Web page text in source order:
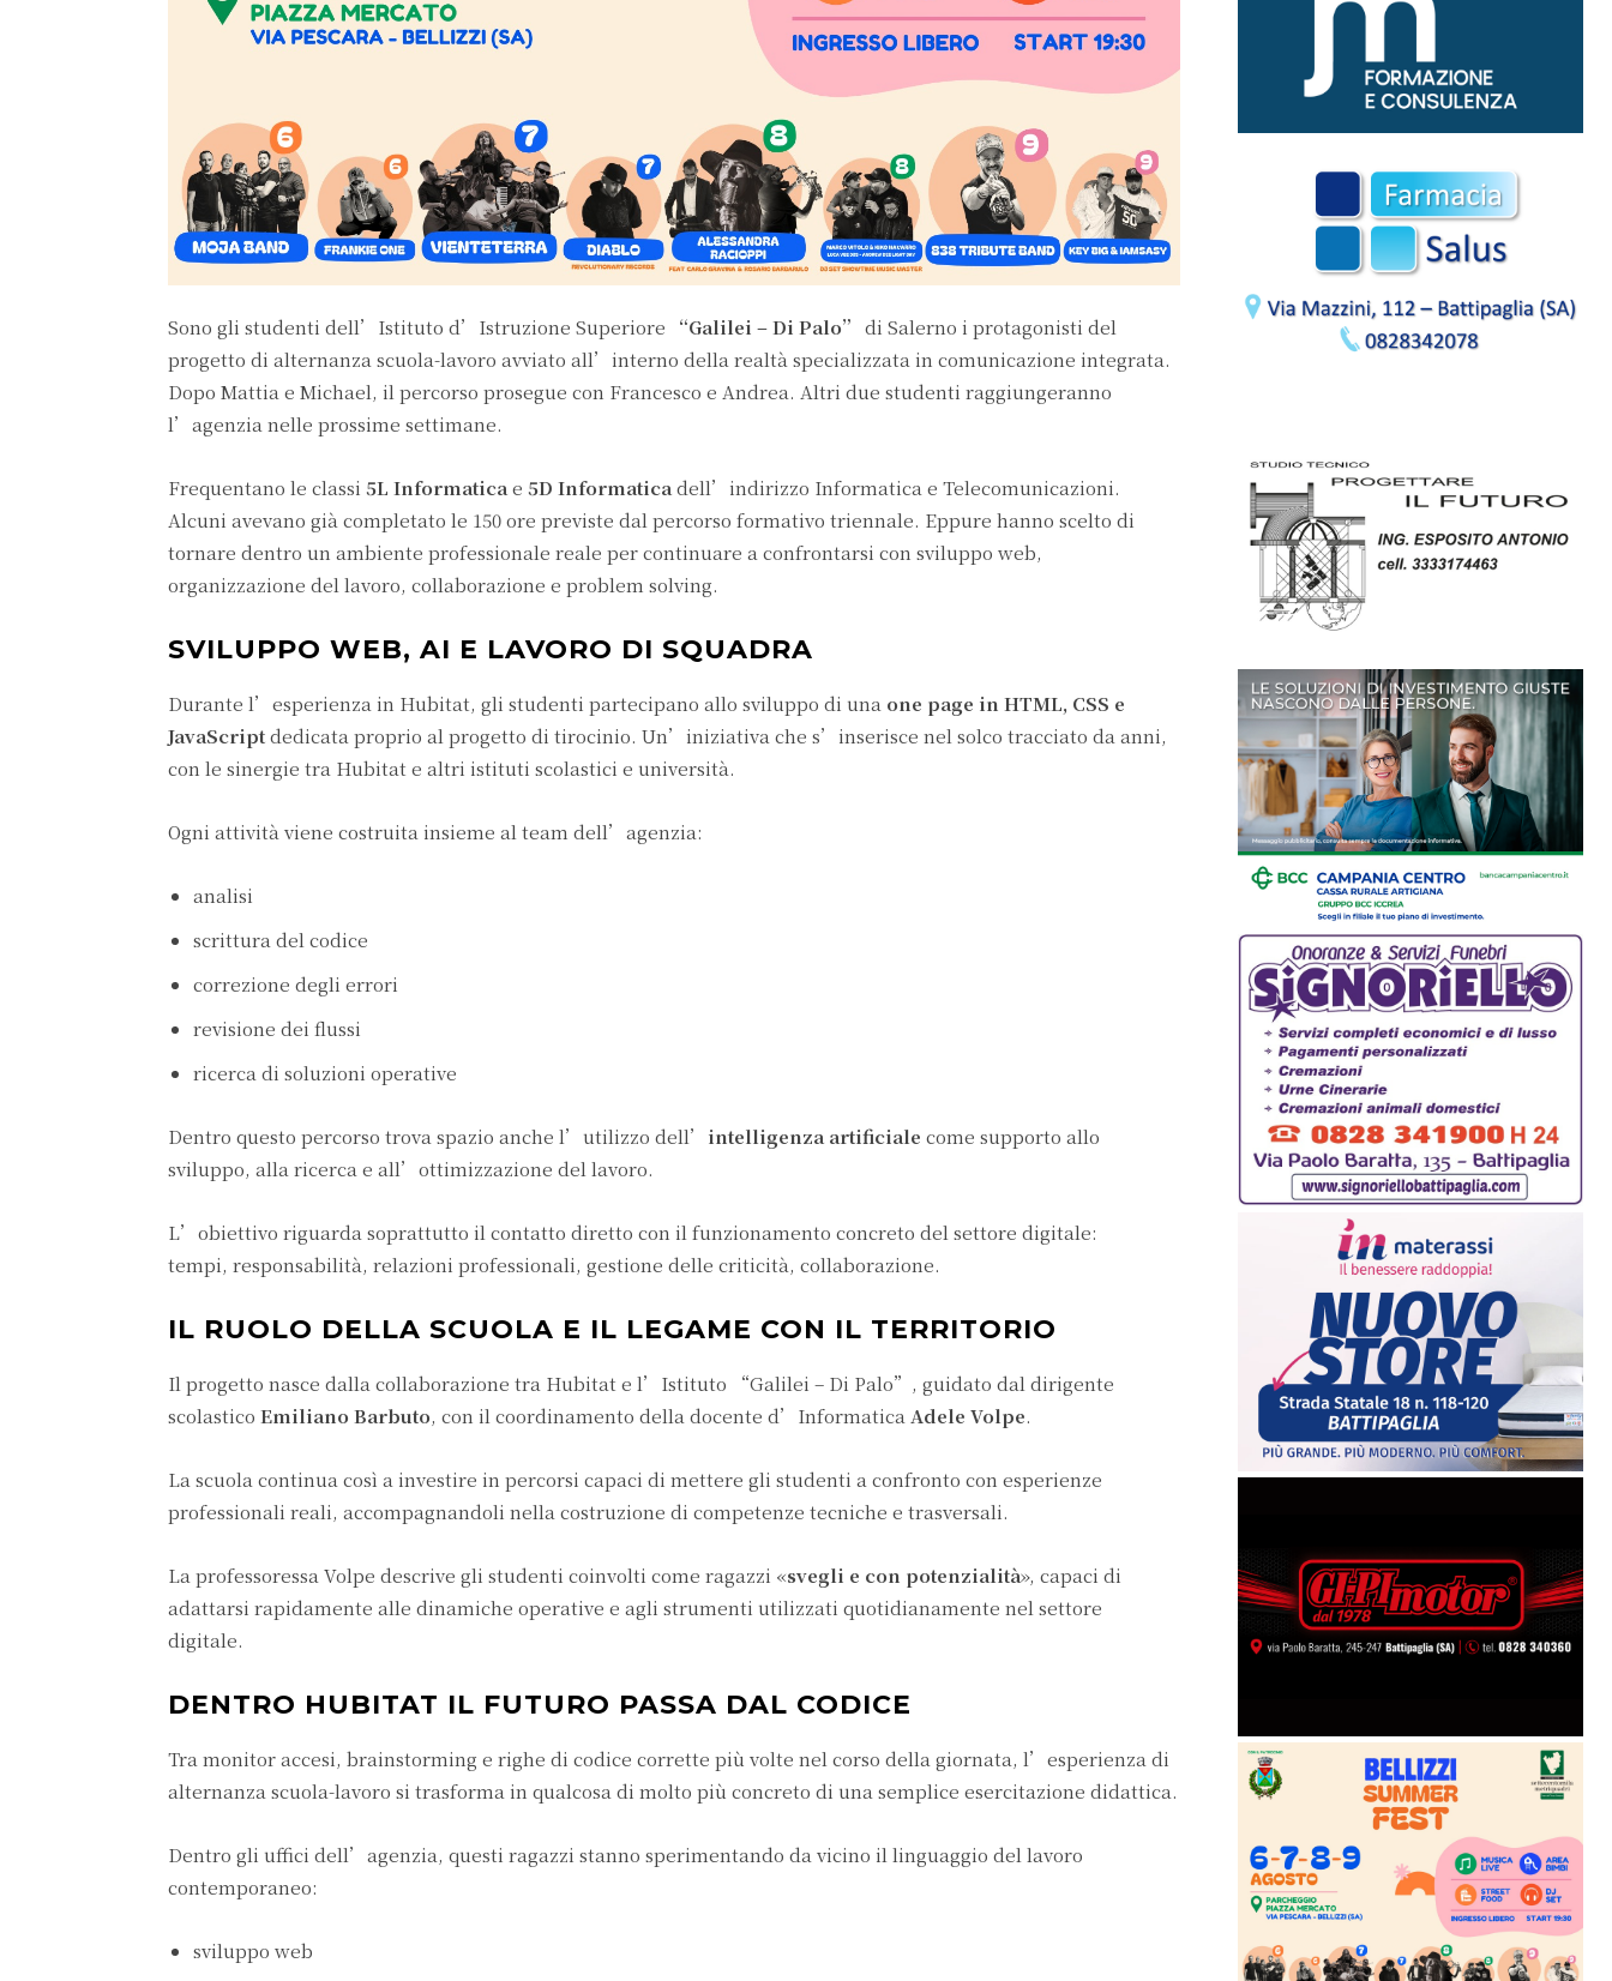
Sono gli studenti dell’Istituto d’Istruzione Superiore “Galilei – Di Palo” di Salerno i protagonisti del
progetto di alternanza scuola-lavoro avviato all’interno della realtà specializzata in comunicazione integrata.
Dopo Mattia e Michael, il percorso prosegue con Francesco e Andrea. Altri due studenti raggiungeranno
l’agenzia nelle prossime settimane.
Frequentano le classi 5L Informatica e 5D Informatica dell’indirizzo Informatica e Telecomunicazioni.
Alcuni avevano già completato le 150 ore previste dal percorso formativo triennale. Eppure hanno scelto di
tornare dentro un ambiente professionale reale per continuare a confrontarsi con sviluppo web,
organizzazione del lavoro, collaborazione e problem solving.
SVILUPPO WEB, AI E LAVORO DI SQUADRA
Durante l’esperienza in Hubitat, gli studenti partecipano allo sviluppo di una one page in HTML, CSS e
JavaScriptdedicata proprio al progetto di tirocinio. Un’iniziativa che s’inserisce nel solco tracciato da anni,
con le sinergie tra Hubitat e altri istituti scolastici e università.
Ogni attività viene costruita insieme al team dell’agenzia:
analisi
scrittura del codice
correzione degli errori
revisione dei flussi
ricerca di soluzioni operative
Dentro questo percorso trova spazio anche l’utilizzo dell’ intelligenza artificiale come supporto allo
sviluppo, alla ricerca e all’ottimizzazione del lavoro.
L’obiettivo riguarda soprattutto il contatto diretto con il funzionamento concreto del settore digitale:
tempi, responsabilità, relazioni professionali, gestione delle criticità, collaborazione.
IL RUOLO DELLA SCUOLA E IL LEGAME CON IL TERRITORIO
Il progetto nasce dalla collaborazione tra Hubitat e l’Istituto “Galilei – Di Palo”, guidato dal dirigente
scolastico Emiliano Barbuto, con il coordinamento della docente d’Informatica Adele Volpe.
La scuola continua così a investire in percorsi capaci di mettere gli studenti a confronto con esperienze
professionali reali, accompagnandoli nella costruzione di competenze tecniche e trasversali.
La professoressa Volpe descrive gli studenti coinvolti come ragazzi «svegli e con potenzialità», capaci di
adattarsi rapidamente alle dinamiche operative e agli strumenti utilizzati quotidianamente nel settore
digitale.
DENTRO HUBITAT IL FUTURO PASSA DAL CODICE
Tra monitor accesi, brainstorming e righe di codice corrette più volte nel corso della giornata, l’esperienza di
alternanza scuola-lavoro si trasforma in qualcosa di molto più concreto di una semplice esercitazione didattica.
Dentro gli uffici dell’agenzia, questi ragazzi stanno sperimentando da vicino il linguaggio del lavoro
contemporaneo:
sviluppo web